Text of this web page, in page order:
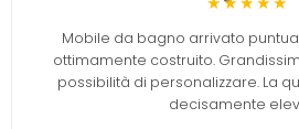
Mobile da bagno arrivato
ottimamente costruito.
possibilità di personalizzare. La
decisamente